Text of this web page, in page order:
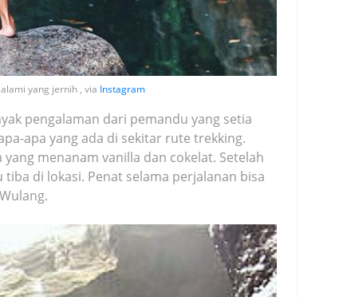
yang jernih , via Instagram
pengalaman dari pemandu yang setia
apa yang ada di sekitar rute trekking.
menanam vanilla dan cokelat. Setelah
di lokasi. Penat selama perjalanan bisa